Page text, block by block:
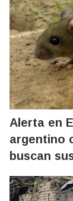
Alerta en
argentino
buscan